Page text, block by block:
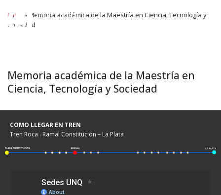
Ir
Inicio » Memoria académica de la Maestría en Ciencia, Tecnología y
Sociedad
Memoria académica de la Maestría en
Ciencia, Tecnología y Sociedad
COMO LLEGAR EN TREN
Tren Roca . Ramal Constitución – La Plata